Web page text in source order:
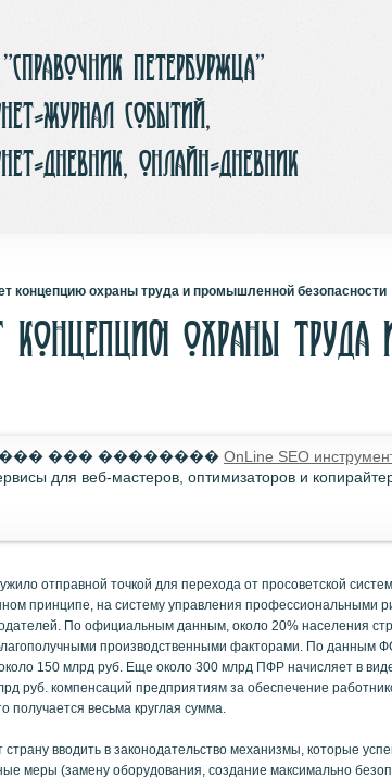
Петербуржца”
журнал событий,
дневник, онлайн-дневник
концепцию охраны труда и промышленной безопасности
концепцию охраны
��� �������� OnLine SEO
для веб-мастеров, оптимизаторов и
отправной точкой для перехода от просоветской
принципе, на систему управления профессиональными
По официальным данным, около 20% населения
производственными факторами. По данным
150 млрд руб. Еще около 300 млрд ПФР начисляет в
руб. компенсаций предприятиям за обеспечение
получается весьма круглая сумма.
страну вводить в законодательство механизмы, которые
меры (замену оборудования, создание максимально